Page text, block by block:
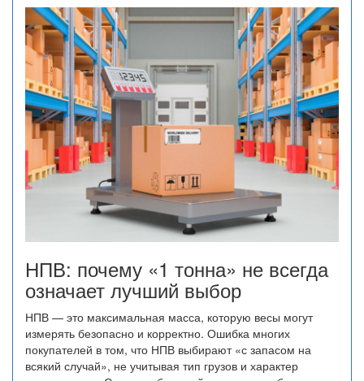
НПВ: почему «1 тонна» не всегда
означает лучший выбор
НПВ — это максимальная масса, которую весы могут
измерять безопасно и корректно. Ошибка многих
покупателей в том, что НПВ выбирают «с запасом на
всякий случай», не учитывая тип грузов и характер